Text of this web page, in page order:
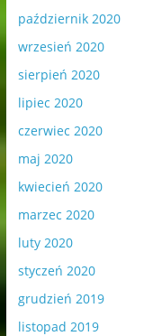
październik 2020
wrzesień 2020
sierpień 2020
lipiec 2020
czerwiec 2020
maj 2020
kwiecień 2020
marzec 2020
luty 2020
styczeń 2020
grudzień 2019
listopad 2019